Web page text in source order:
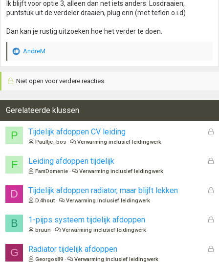
Ik blijft voor optie 3, alleen dan net iets anders: Losdraaien,
puntstuk uit de verdeler draaien, plug erin (met teflon o.i.d)
Dan kan je rustig uitzoeken hoe het verder te doen.
W
r
e
r
n
g
e
:
AndreM
Niet open voor verdere reacties.
Gerelateerde klussen
P
G
n
Tijdelijk afdoppen CV leiding
Paultje_bos Verwarming inclusief leidingwerk
F
G
n
Leiding afdoppen tijdelijk
FamDomenie Verwarming inclusief leidingwerk
D
G
n
Tijdelijk afdoppen radiator, maar blijft lekken
D.4hout Verwarming inclusief leidingwerk
B
G
1-pijps systeem tijdelijk afdoppen
bruun Verwarming inclusief leidingwerk
G
G
Radiator tijdelijk afdoppen
Georgos89 Verwarming inclusief leidingwerk